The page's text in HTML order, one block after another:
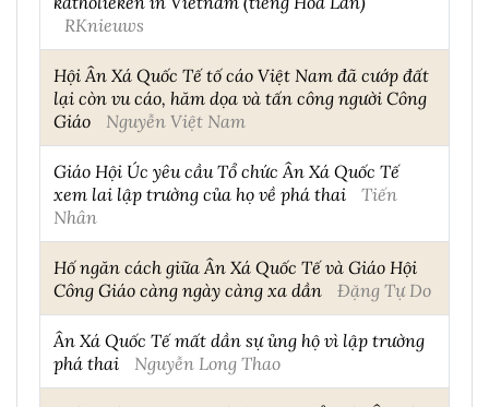
RKnieuws
Hội Ân Xá Quốc Tế tố cáo Việt Nam đã cướp đất
lại còn vu cáo, hăm dọa và tấn công người Công
Giáo
Nguyễn Việt Nam
Giáo Hội Úc yêu cầu Tổ chức Ân Xá Quốc Tế
xem lai lập trường của họ về phá thai
Tiến
Nhân
Hố ngăn cách giữa Ân Xá Quốc Tế và Giáo Hội
Công Giáo càng ngày càng xa dần
Đặng Tự Do
Ân Xá Quốc Tế mất dần sự ủng hộ vì lập trường
phá thai
Nguyễn Long Thao